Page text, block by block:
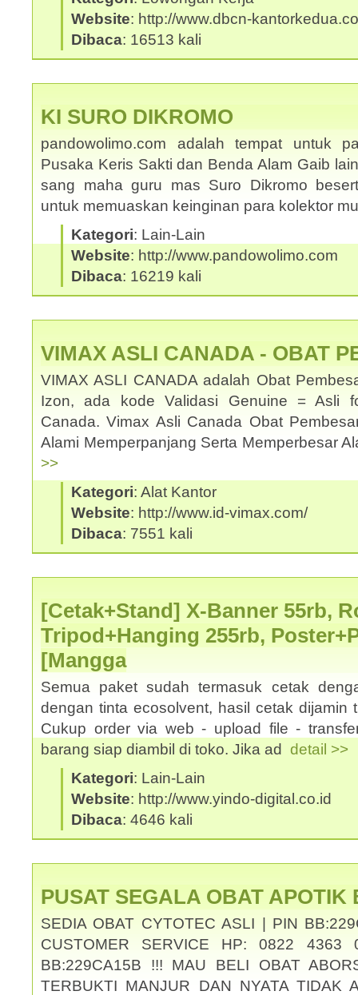
Website: http://www.dbcn-
Dibaca: 16513 kali
KI SURO DIKROMO
pandowolimo.com adalah tempat untuk
Pusaka Keris Sakti dan Benda Alam Gaib
sang maha guru mas Suro Dikromo
untuk memuaskan keinginan para kolektor
Kategori: Lain-Lain
Website: http://www.pandowolimo.com
Dibaca: 16219 kali
VIMAX ASLI CANADA - OBAT
VIMAX ASLI CANADA adalah Obat
Izon, ada kode Validasi Genuine = Asli
Canada. Vimax Asli Canada Obat
Alami Memperpanjang Serta Memperbesar
>>
Kategori: Alat Kantor
Website: http://www.id-vimax.com/
Dibaca: 7551 kali
[Cetak+Stand] X-Banner 55rb,
Tripod+Hanging 255rb,
[Mangga
Semua paket sudah termasuk cetak
dengan tinta ecosolvent, hasil cetak dijamin
Cukup order via web - upload file -
barang siap diambil di toko. Jika ad detail >>
Kategori: Lain-Lain
Website: http://www.yindo-digital.co.id
Dibaca: 4646 kali
PUSAT SEGALA OBAT APOTIK
SEDIA OBAT CYTOTEC ASLI | PIN
CUSTOMER SERVICE HP: 0822 4363
BB:229CA15B !!! MAU BELI OBAT
TERBUKTI MANJUR DAN NYATA TIDAK